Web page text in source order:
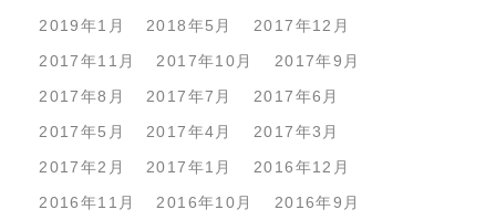
2019年1月
2018年5月
2017年12月
2017年11月
2017年10月
2017年9月
2017年8月
2017年7月
2017年6月
2017年5月
2017年4月
2017年3月
2017年2月
2017年1月
2016年12月
2016年11月
2016年10月
2016年9月